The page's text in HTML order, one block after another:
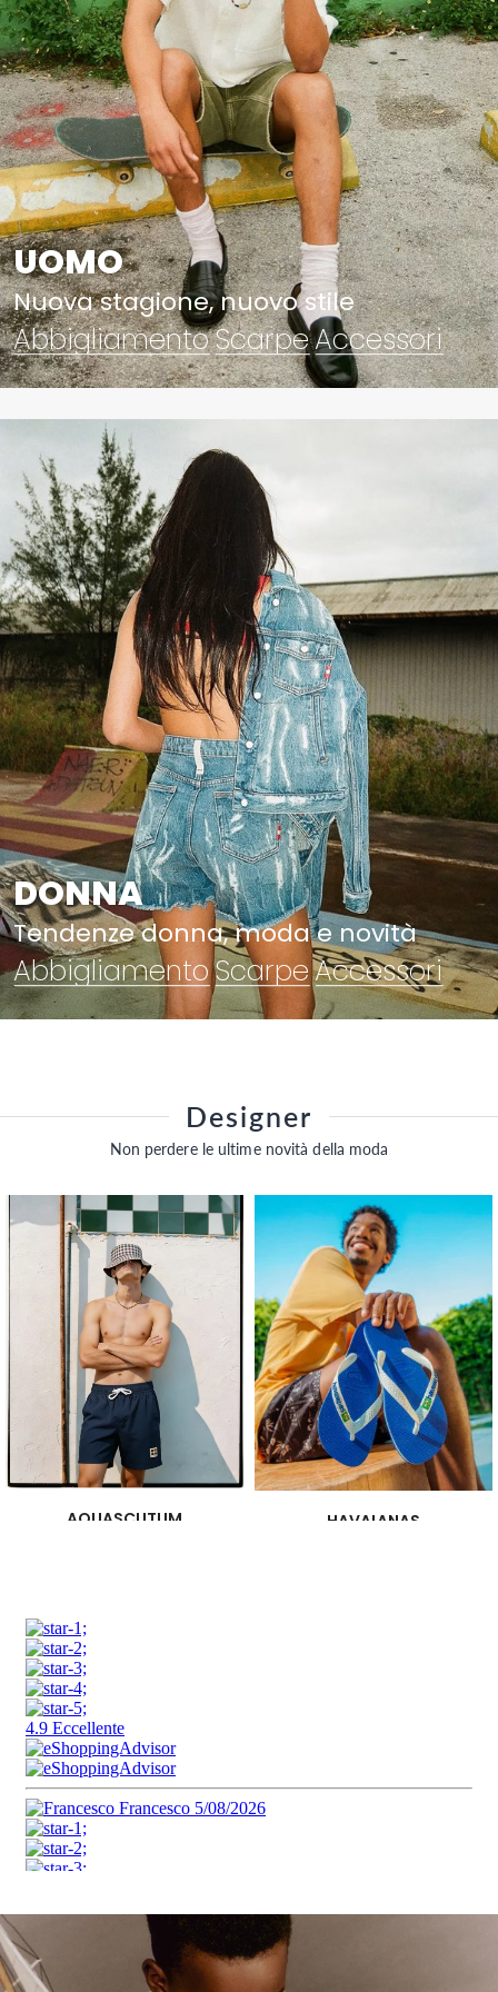
UOMO
Nuova stagione, nuovo stile
AbbigliamentoScarpeAccessori
DONNA
Tendenze donna, moda e novità
AbbigliamentoScarpeAccessori
Designer
Non perdere le ultime novità della moda
SPRAYGROUND SPERRY